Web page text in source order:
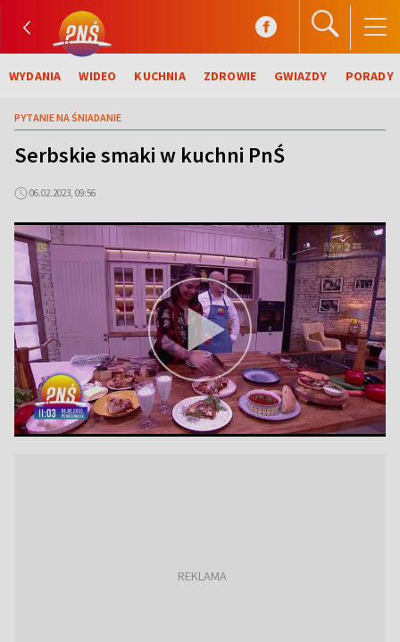
WYDANIA WIDEO KUCHNIA ZDROWIE GWIAZDY PORADY
PYTANIE NA ŚNIADANIE
Serbskie smaki w kuchni PnŚ
06.02.2023, 09:56